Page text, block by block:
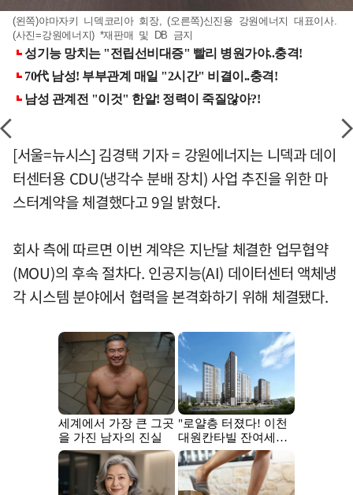
(왼쪽)야마자키 니덱코리아 회장, (오른쪽)신진용 강원에너지 대표이사.
(사진=강원에너지) *재판매 및 DB 금지
[서울=뉴시스] 김경택 기자 = 강원에너지는 니덱과 데이
터센터용 CDU(냉각수 분배 장치) 사업 추진을 위한 마
스터계약을 체결했다고 9일 밝혔다.
회사 측에 따르면 이번 계약은 지난달 체결한 업무협약
(MOU)의 후속 절차다. 인공지능(AI) 데이터센터 액체냉
각 시스템 분야에서 협력을 본격화하기 위해 체결됐다.